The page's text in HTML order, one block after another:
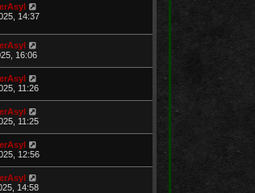
14:37
16:06
11:26
11:25
12:56
14:58